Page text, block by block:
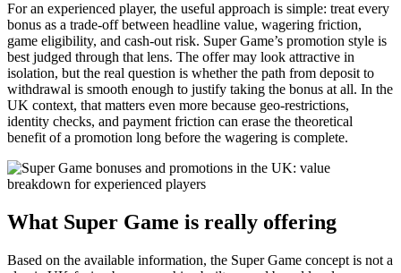
For an experienced player, the useful approach is simple: treat every
bonus as a trade-off between headline value, wagering friction,
game eligibility, and cash-out risk. Super Game’s promotion style is
best judged through that lens. The offer may look attractive in
isolation, but the real question is whether the path from deposit to
withdrawal is smooth enough to justify taking the bonus at all. In the
UK context, that matters even more because geo-restrictions,
identity checks, and payment friction can erase the theoretical
benefit of a promotion long before the wagering is complete.
What Super Game is really offering
Based on the available information, the Super Game concept is not a